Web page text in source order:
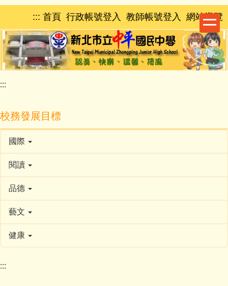
跳
主
要
內
容
區
::: 首頁 行政帳號登入 教師帳號登入 網站導覽
:::
校務發展目標
國際
閱讀
品德
藝文
健康
:::